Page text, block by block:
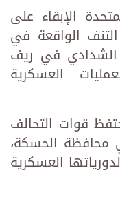
الإبقاء على
الواقعة في
الشدادي في ريف
العسكرية
قوات التحالف
الحسكة،
العسكرية